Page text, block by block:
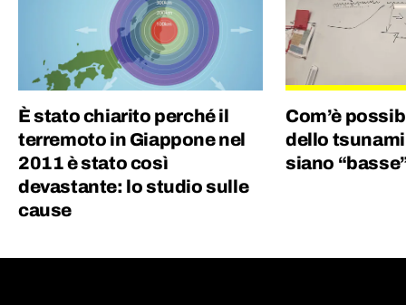
È stato chiarito perché il
terremoto in Giappone nel
2011 è stato così
devastante: lo studio sulle
cause
Com’è
dello
siano